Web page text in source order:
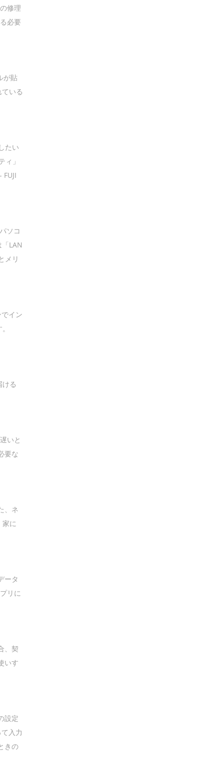
修理
必要
が貼
いる
たい
」
ソコ
LAN
メリ
イン
る
いと
要な
、ネ
家に
ータ
リに
、契
いす
設定
入力
きの